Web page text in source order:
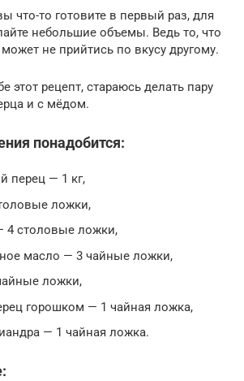
что-то готовите в первый раз, для
небольшие объемы. Ведь то, что
не прийтись по вкусу другому.
этот рецепт, стараюсь делать пару
и с мёдом.
понадобится:
перец — 1 кг,
ложки,
4 столовые ложки,
масло — 3 чайные ложки,
ложки,
горошком — 1 чайная ложка,
— 1 чайная ложка.